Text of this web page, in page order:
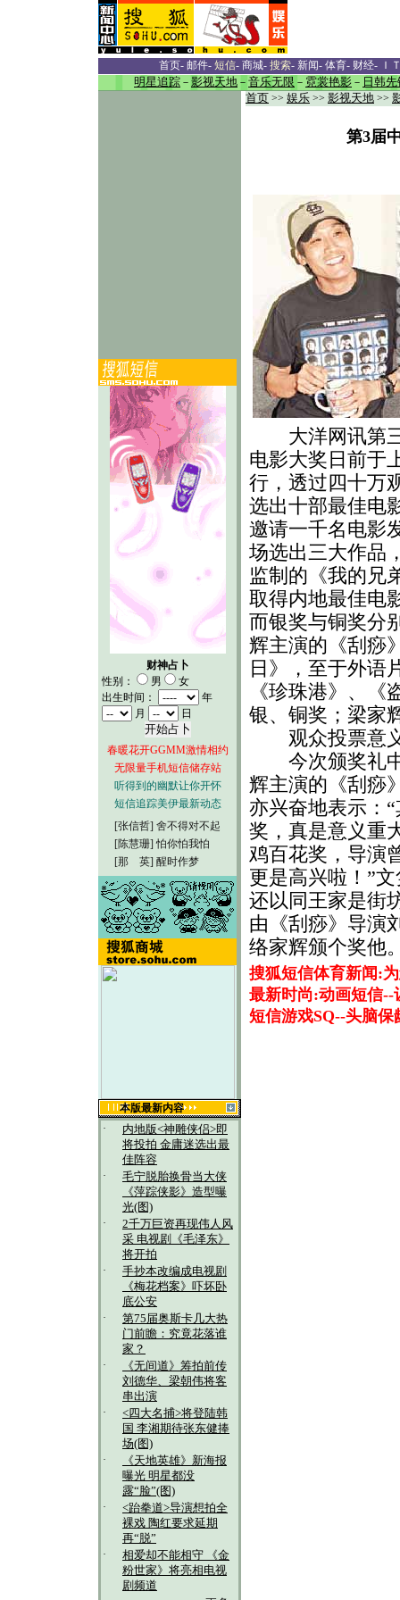
首页- 邮件- 短信- 商城- 搜索- 新闻- 体育- 财经- Ｉ
明星追踪 － 影视天地 － 音乐无限 － 霓裳艳影 － 日韩先
财神占卜
性别：
男
女
出生时间：
年
月
日
春暖花开GGMM激情相约
无限量手机短信储存站
听得到的幽默让你开怀
短信追踪美伊最新动态
[张信哲] 舍不得对不起
[陈慧珊] 怕你怕我怕
[那 英] 醒时作梦
本版最新内容
·
内地版<神雕侠侣>即
将投拍 金庸迷选出最
佳阵容
·
毛宁脱胎换骨当大侠
《萍踪侠影》造型曝
光(图)
·
2千万巨资再现伟人风
采 电视剧《毛泽东》
将开拍
·
手抄本改编成电视剧
《梅花档案》吓坏卧
底公安
·
第75届奥斯卡几大热
门前瞻：究竟花落谁
家？
·
《无间道》筹拍前传
刘德华、梁朝伟将客
串出演
·
<四大名捕>将登陆韩
国 李湘期待张东健捧
场(图)
·
《天地英雄》新海报
曝光 明星都没
露“脸”(图)
·
<跆拳道>导演想拍全
裸戏 陶红要求延期
再“脱”
·
相爱却不能相守 《金
粉世家》将亮相电视
剧频道
首页 >> 娱乐 >> 影视天地 >>
第3届
大洋网讯第
电影大奖日前于
行，透过四十万
选出十部最佳电
邀请一千名电影
场选出三大作品
监制的《我的兄
取得内地最佳电
而银奖与铜奖分
辉主演的《刮痧
日》，至于外语
《珍珠港》、
银、铜奖；梁家
观众投票意
今次颁奖礼中
辉主演的《刮痧
亦兴奋地表示：
奖，真是意义重
鸡百花奖，导演
更是高兴啦！”
还以同王家是街
由《刮痧》导演
络家辉颁个奖他
搜狐短信体育新闻:
最新时尚:动画短信--
短信游戏SQ--头脑